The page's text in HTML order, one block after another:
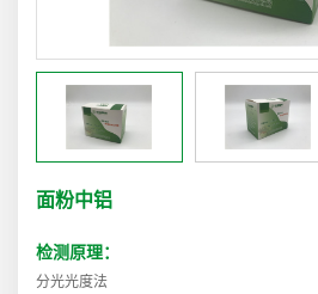
面粉中铝
检测原理：
分光光度法